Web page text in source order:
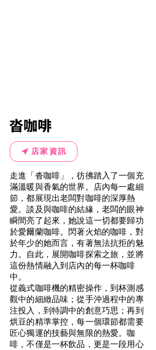
沓咖啡
店家資訊
走進「沓咖啡」，彷彿踏入了一個充
滿溫暖與香氣的世界。店內每一處細
節，都展現出老闆對咖啡的深厚熱
愛。談及與咖啡的結緣，老闆的眼神
瞬間亮了起來，她說這一切都要歸功
於愛爾蘭咖啡。閃著火焰的咖啡，對
於年少的她而言，有著無法抗拒的魅
力。自此，展開咖啡探索之旅，並將
這份熱情融入到店內的每一杯咖啡
中。
從義式咖啡機的精密操作，到杯測感
觀中的細緻品味；從手沖過程中的專
注投入，到特調中的創意巧思；再到
烘豆的精準掌控，每一個環節都需要
匠心獨運的技藝與無限的熱愛。咖
啡，不僅是一杯飲品，更是一段用心